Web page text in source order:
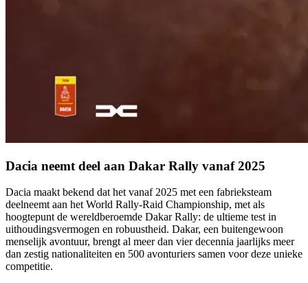
Dacia neemt deel aan Dakar Rally vanaf 2025
Dacia maakt bekend dat het vanaf 2025 met een fabrieksteam
deelneemt aan het World Rally-Raid Championship, met als
hoogtepunt de wereldberoemde Dakar Rally: de ultieme test in
uithoudingsvermogen en robuustheid. Dakar, een buitengewoon
menselijk avontuur, brengt al meer dan vier decennia jaarlijks meer
dan zestig nationaliteiten en 500 avonturiers samen voor deze unieke
competitie.